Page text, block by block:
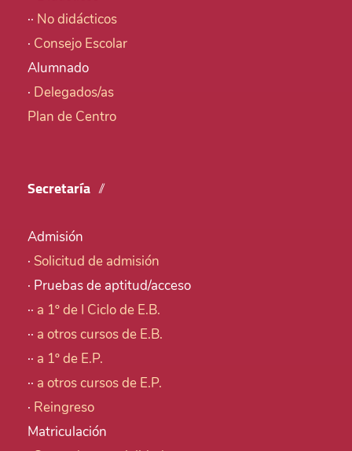
·· No didácticos
· Consejo Escolar
Alumnado
· Delegados/as
Plan de Centro
Secretaría
Admisión
· Solicitud de admisión
· Pruebas de aptitud/acceso
·· a 1º de I Ciclo de E.B.
·· a otros cursos de E.B.
·· a 1º de E.P.
·· a otros cursos de E.P.
· Reingreso
Matriculación